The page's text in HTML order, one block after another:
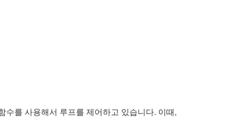
를 사용해서 루프를 제어하고 있습니다. 이때,